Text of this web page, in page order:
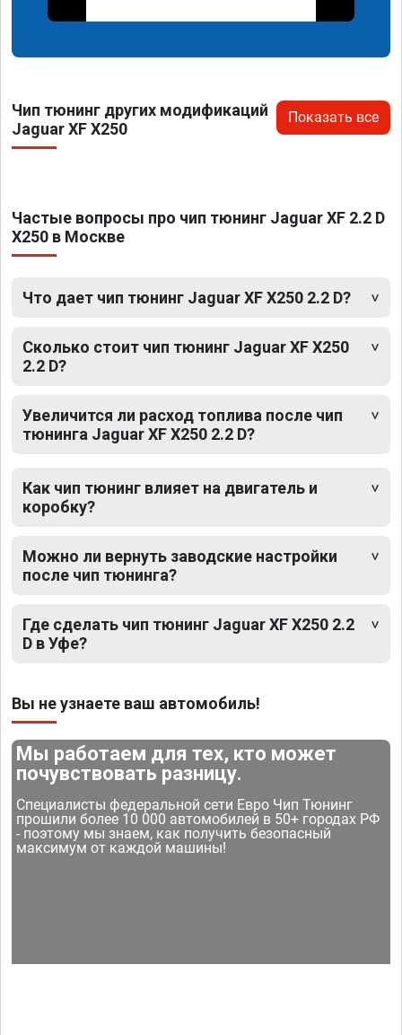
Чип тюнинг других модификаций
Jaguar XF X250
Показать все
Частые вопросы про чип тюнинг Jaguar XF 2.2 D
X250 в Москве
Что дает чип тюнинг Jaguar XF X250 2.2 D?
Сколько стоит чип тюнинг Jaguar XF X250
2.2 D?
Увеличится ли расход топлива после чип
тюнинга Jaguar XF X250 2.2 D?
Как чип тюнинг влияет на двигатель и
коробку?
Можно ли вернуть заводские настройки
после чип тюнинга?
Где сделать чип тюнинг Jaguar XF X250 2.2
D в Уфе?
Вы не узнаете ваш автомобиль!
Мы работаем для тех, кто может
почувствовать разницу.
Специалисты федеральной сети Евро Чип Тюнинг
прошили более 10 000 автомобилей в 50+ городах РФ
- поэтому мы знаем, как получить безопасный
максимум от каждой машины!